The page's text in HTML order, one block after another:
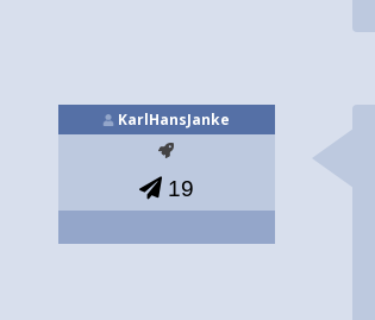
KarlHansJanke
19